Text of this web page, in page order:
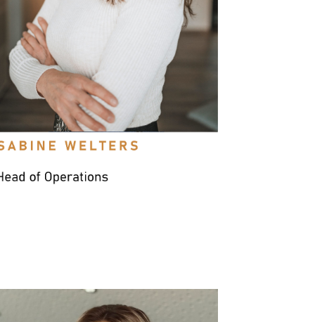
Steuerberaterkanzlei ist sehr
abwechslungsreich und stellt mich immer
wieder vor neuen Herausforderungen, die
ich sehr gerne annehme.
Die Zusammenarbeit mit den
Kollegen-/innen und dem Vorgesetzten,
sowie die Möglichkeit der flexiblen
Arbeitszeitgestaltung ist einfach
bemerkenswert und toll.”